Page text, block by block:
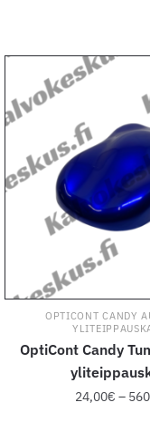
OPTICONT CANDY
OptiCont Candy
24,00€ –